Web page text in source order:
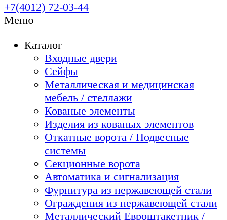
+7(4012) 72-03-44
Меню
Каталог
Входные двери
Сейфы
Металлическая и медицинская
мебель / стеллажи
Кованые элементы
Изделия из кованых элементов
Откатные ворота / Подвесные
системы
Секционные ворота
Автоматика и сигнализация
Фурнитура из нержавеющей стали
Ограждения из нержавеющей стали
Металлический Евроштакетник /